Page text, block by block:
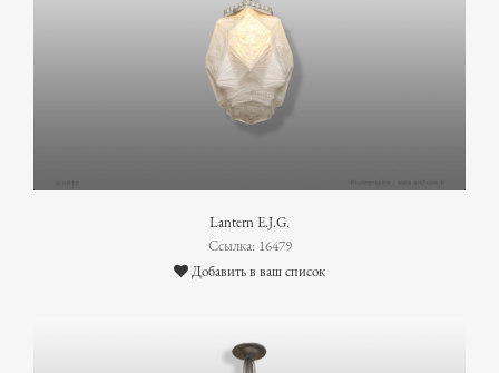
Lantern E.J.G.
Ссылка: 16479
Добавить в ваш список